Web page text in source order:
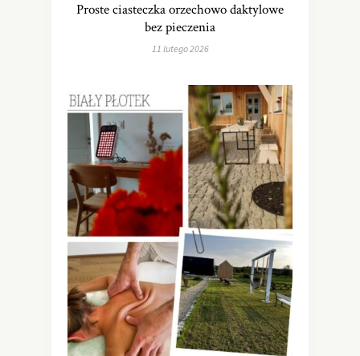
Proste ciasteczka orzechowo daktylowe
bez pieczenia
11 lutego 2026